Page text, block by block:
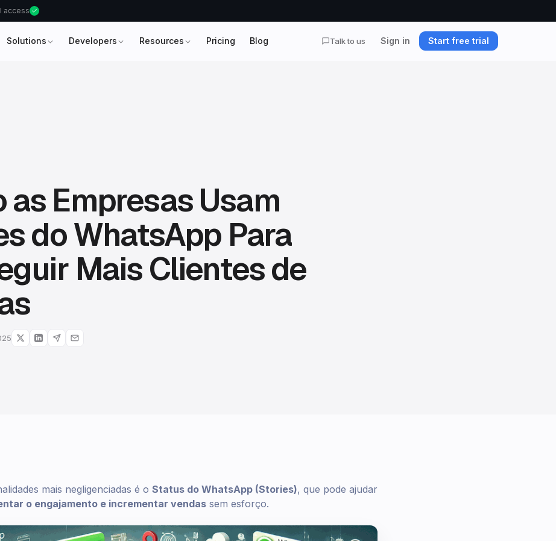
access
Solutions Developers Resources Pricing Blog Talk to us Sign in Start free trial
as Empresas Usam
do WhatsApp Para
Mais Clientes de
mais negligenciadas é o Status do WhatsApp (Stories), que pode ajudar
o engajamento e incrementar vendas sem esforço.